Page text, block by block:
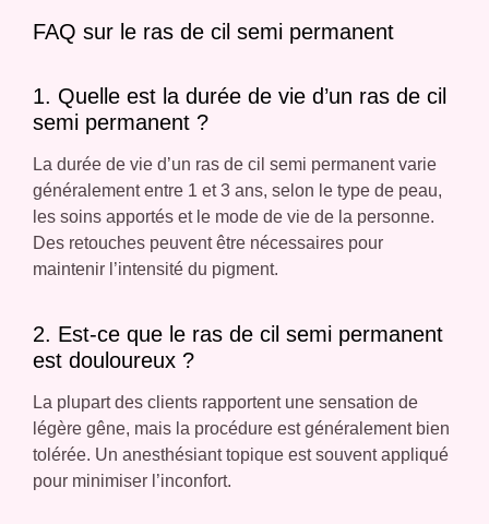
FAQ sur le ras de cil semi permanent
1. Quelle est la durée de vie d’un ras de cil
semi permanent ?
La durée de vie d’un ras de cil semi permanent varie
généralement entre 1 et 3 ans, selon le type de peau,
les soins apportés et le mode de vie de la personne.
Des retouches peuvent être nécessaires pour
maintenir l’intensité du pigment.
2. Est-ce que le ras de cil semi permanent
est douloureux ?
La plupart des clients rapportent une sensation de
légère gêne, mais la procédure est généralement bien
tolérée. Un anesthésiant topique est souvent appliqué
pour minimiser l’inconfort.